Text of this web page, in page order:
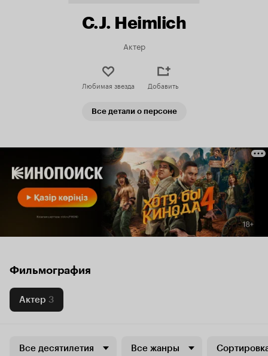
C.J. Heimlich
Актер
Любимая звезда Добавить
Все детали о персоне
Фильмография
Актер 3
Все десятилетия Все жанры